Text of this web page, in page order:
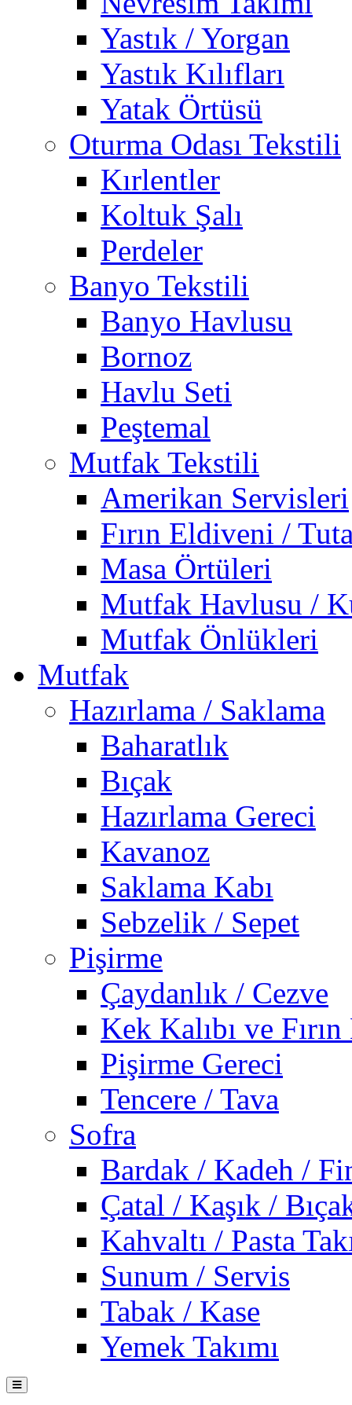
Yastık / Yorgan
Yastık Kılıfları
Yatak Örtüsü
Oturma Odası Tekstili
Kırlentler
Koltuk Şalı
Perdeler
Banyo Tekstili
Banyo Havlusu
Bornoz
Havlu Seti
Peştemal
Mutfak Tekstili
Amerikan Servisleri
Fırın Eldiveni /
Masa Örtüleri
Mutfak Havlusu /
Mutfak Önlükleri
Mutfak
Hazırlama / Saklama
Baharatlık
Bıçak
Hazırlama Gereci
Kavanoz
Saklama Kabı
Sebzelik / Sepet
Pişirme
Çaydanlık / Cezve
Kek Kalıbı ve Fırın
Pişirme Gereci
Tencere / Tava
Sofra
Bardak / Kadeh /
Çatal / Kaşık /
Kahvaltı / Pasta
Sunum / Servis
Tabak / Kase
Yemek Takımı